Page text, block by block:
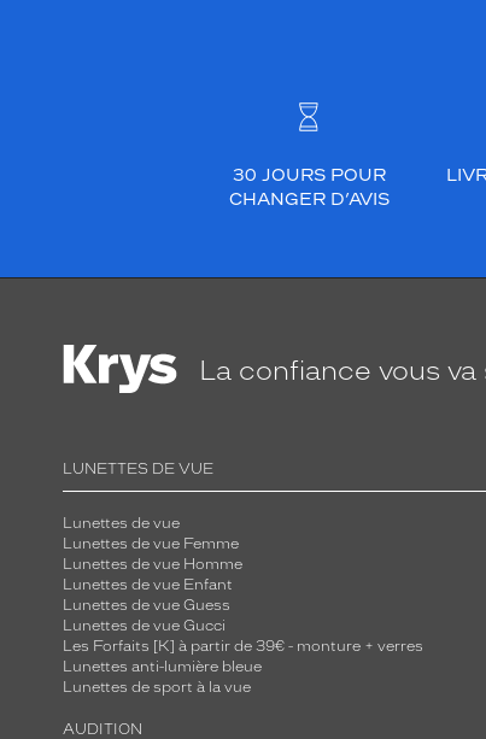
30 JOURS POUR
CHANGER D’AVIS
La confiance vous va
LUNETTES DE VUE
Lunettes de vue
Lunettes de vue Femme
Lunettes de vue Homme
Lunettes de vue Enfant
Lunettes de vue Guess
Lunettes de vue Gucci
Les Forfaits [K] à partir de 39€ - monture + verres
Lunettes anti-lumière bleue
Lunettes de sport à la vue
AUDITION